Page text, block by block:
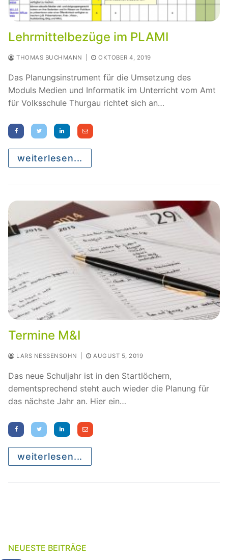
Lehrmittelbezüge im PLAMI
THOMAS BUCHMANN OKTOBER 4, 2019
Das Planungsinstrument für die Umsetzung des
Moduls Medien und Informatik im Unterricht vom Amt
für Volksschule Thurgau richtet sich an…
weiterlesen...
Termine M&I
LARS NESSENSOHN AUGUST 5, 2019
Das neue Schuljahr ist in den Startlöchern,
dementsprechend steht auch wieder die Planung für
das nächste Jahr an. Hier ein…
weiterlesen...
NEUESTE BEITRÄGE